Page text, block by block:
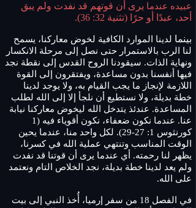
عبيده عندما يرى أن قوتهم قد نفدت ولم يبق
أحد، عبدًا أو حرًا (تثنية 32: 36).
بينما لدينا الموارد الكافية لخوض معاركنا، يسمح
لنا الرب بالاستمرار حتى نصل
إلى مرحلة
الانكسار
ونهاية الذات. سيقودنا الروح القدس إلى نقطة نجد
فيها أنفسنا بدون مساعدة، ويفتقرون إلى القوة
اللازمة لإنجاز ما يجب القيام به، ولا يوجد لدينا
خطة بديلة، ولا نستطيع أن نلجأ إلا إلى الله لطلب
المساعدة. عندئذ يتدخل الله ليخوض معاركنا نيابة
عنا. عندما نكون ضعفاء، نكون أقوياء فيه (1
كورنثوس 1: 27-29). لكل واحد منا، عندما يحين
الوقت المناسب وتنتهي عملية الله في كسرنا،
يظهر لنا رحمته. أي عندما يرى أن قوتنا قد نفدت
ولم يعد لدينا خطة بديلة، نجد الخلاص التام ونعتمد
على الله.
في الفصل 18 من سفر إرميا، أُخذ النبي إلى بيت